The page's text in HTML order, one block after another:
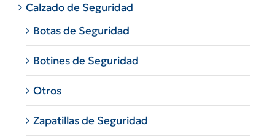
Calzado de Seguridad
Botas de Seguridad
Botines de Seguridad
Otros
Zapatillas de Seguridad